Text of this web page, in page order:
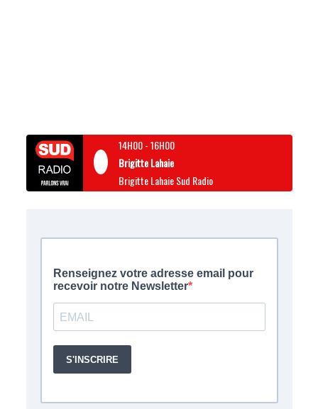
14H00-16H00
Brigitte Lahaie
Brigitte Lahaie Sud Radio